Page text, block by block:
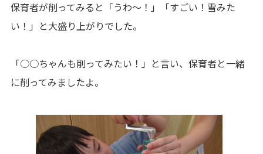
保育者が削ってみると「うわ～！」「すごい！雪みた
い！」と大盛り上がりでした。
「○○ちゃんも削ってみたい！」と言い、保育者と一緒
に削ってみましたよ。